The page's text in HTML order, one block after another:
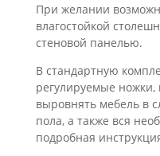
При желании
влагостойкой
стеновой панелью.
В стандартную
регулируемые
выровнять мебель в
пола, а также вся
подробная